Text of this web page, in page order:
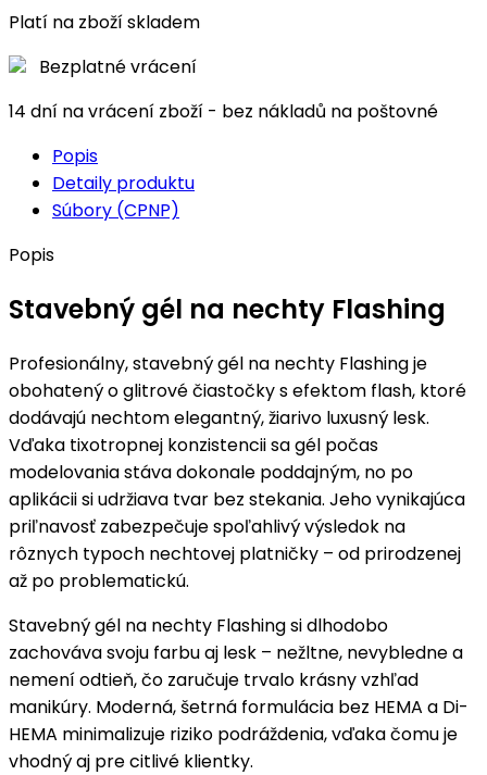
Platí na zboží skladem
Bezplatné vrácení
14 dní na vrácení zboží - bez nákladů na poštovné
Popis
Detaily produktu
Súbory (CPNP)
Popis
Stavebný gél na nechty Flashing
Profesionálny, stavebný gél na nechty Flashing je
obohatený o glitrové čiastočky s efektom flash, ktoré
dodávajú nechtom elegantný, žiarivo luxusný lesk.
Vďaka tixotropnej konzistencii sa gél počas
modelovania stáva dokonale poddajným, no po
aplikácii si udržiava tvar bez stekania. Jeho vynikajúca
priľnavosť zabezpečuje spoľahlivý výsledok na
rôznych typoch nechtovej platničky – od prirodzenej
až po problematickú.
Stavebný gél na nechty Flashing si dlhodobo
zachováva svoju farbu aj lesk – nežltne, nevybledne a
nemení odtieň, čo zaručuje trvalo krásny vzhľad
manikúry. Moderná, šetrná formulácia bez HEMA a Di-
HEMA minimalizuje riziko podráždenia, vďaka čomu je
vhodný aj pre citlivé klientky.